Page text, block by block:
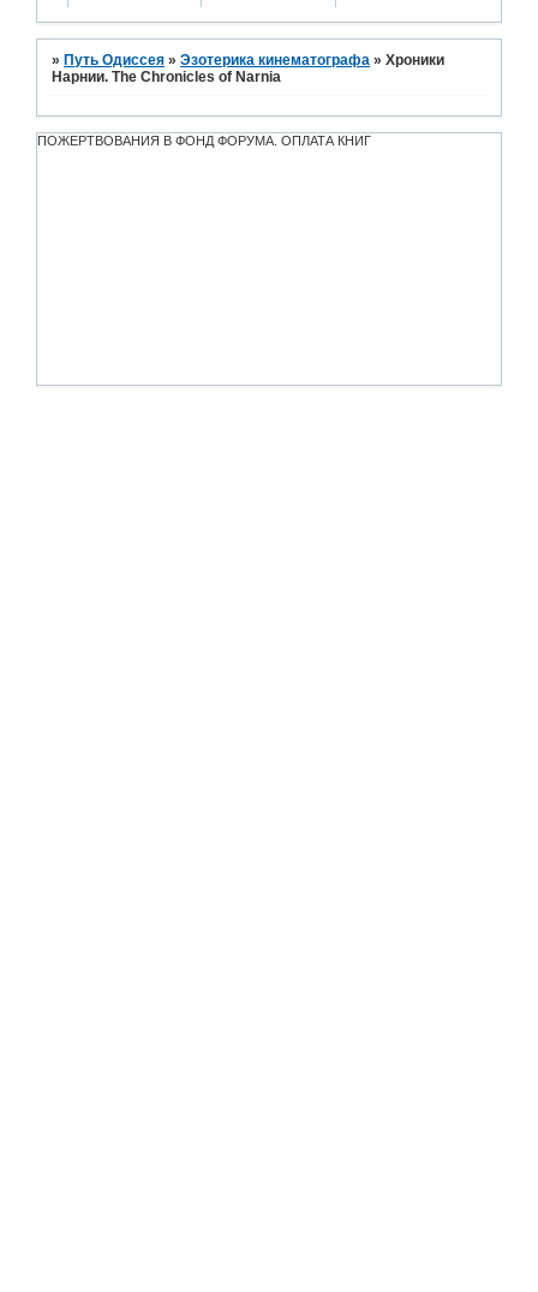
» Путь Одиссея »Эзотерика кинематографа »Хроники
Нарнии. The Chronicles of Narnia
ПОЖЕРТВОВАНИЯ В ФОНД ФОРУМА. ОПЛАТА КНИГ